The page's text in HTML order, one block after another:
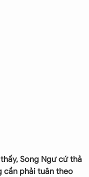
Song Ngư cứ thả
cần phải tuân theo